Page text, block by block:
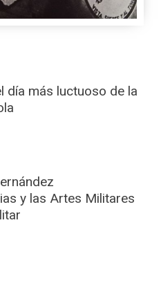
día más luctuoso de la
y las Artes Militares